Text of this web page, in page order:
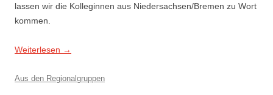
lassen wir die Kolleginnen aus Niedersachsen/Bremen zu Wort
kommen.
Weiterlesen →
Aus den Regionalgruppen